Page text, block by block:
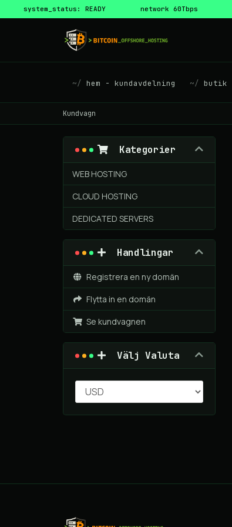
system_status: READY network 60Tbps
hem - kundavdelning butik
Kundvagn
Kategorier
WEB HOSTING
CLOUD HOSTING
DEDICATED SERVERS
Handlingar
Registrera en ny domän
Flytta in en domän
Se kundvagnen
Välj Valuta